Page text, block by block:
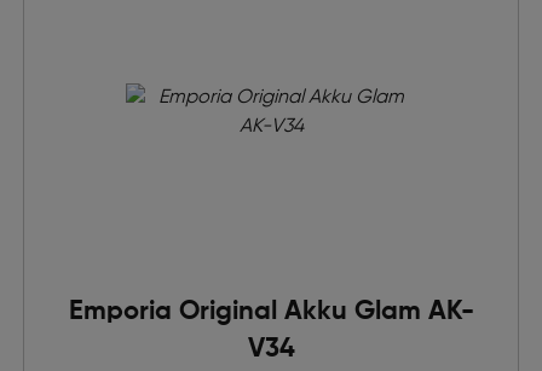
Emporia Original Akku Glam AK-
V34